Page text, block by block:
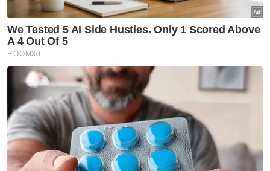
Kemalangan Maut
PDRM
Maut Dirempuh Pikap Polis
Artikel Disyorkan